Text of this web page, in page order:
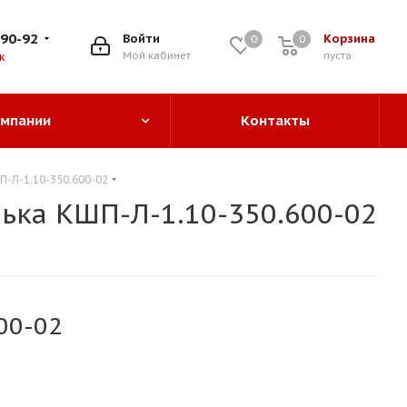
0 Корзина
0
пуста
0
Войти
Мой кабинет
92
Контакты
Л-1.10-350.600-02
КШП-Л-1.10-350.600-02
02